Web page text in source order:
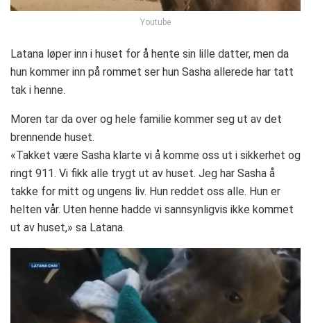
Youtube
Latana løper inn i huset for å hente sin lille datter, men da
hun kommer inn på rommet ser hun Sasha allerede har tatt
tak i henne.
Moren tar da over og hele familie kommer seg ut av det
brennende huset.
«Takket være Sasha klarte vi å komme oss ut i sikkerhet og
ringt 911. Vi fikk alle trygt ut av huset. Jeg har Sasha å
takke for mitt og ungens liv. Hun reddet oss alle. Hun er
helten vår. Uten henne hadde vi sannsynligvis ikke kommet
ut av huset,» sa Latana.